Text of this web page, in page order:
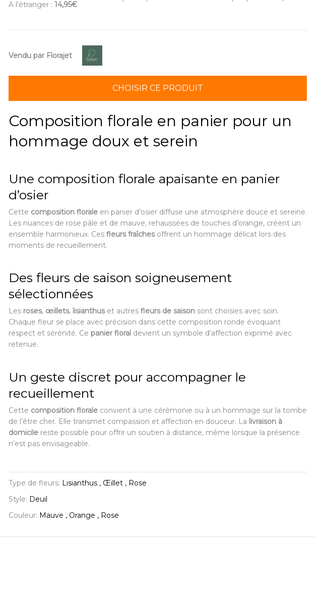
A l’étranger : 14,95€
Vendu par Florajet
CHOISIR CE PRODUIT
Composition florale en panier pour un
hommage doux et serein
Une composition florale apaisante en panier
d’osier
Cette composition florale en panier d’osier diffuse une atmosphère douce et sereine.
Les nuances de rose pâle et de mauve, rehaussées de touches d’orange, créent un
ensemble harmonieux. Ces fleurs fraîchesoffrent un hommage délicat lors des
moments de recueillement.
Des fleurs de saison soigneusement
sélectionnées
Les roses, œillets, lisianthuset autres fleurs de saison sont choisies avec soin.
Chaque fleur se place avec précision dans cette composition ronde évoquant
respect et sérénité. Ce panier floral devient un symbole d’affection exprimé avec
retenue.
Un geste discret pour accompagner le
recueillement
Cette composition florale convient à une cérémonie ou à un hommage sur la tombe
de l’être cher. Elle transmet compassion et affection en douceur. La livraison à
domicile reste possible pour offrir un soutien à distance, même lorsque la présence
n’est pas envisageable.
Type de fleurs: Lisianthus , Œillet , Rose
Style: Deuil
Couleur: Mauve , Orange , Rose